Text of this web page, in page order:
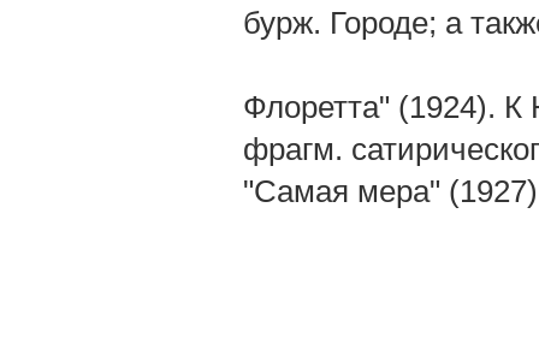
бурж. Городе; а
Флоретта" (1924). К
фрагм.
"Самая мера"